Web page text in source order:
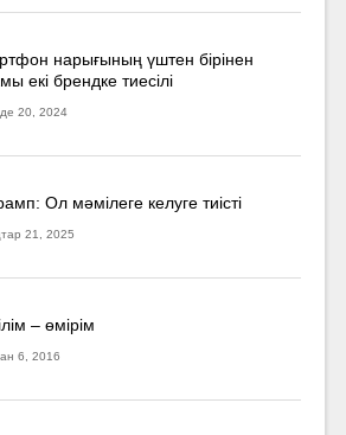
нарығының үштен бірінен
екі брендке тиесілі
20, 2024
Ол мәмілеге келуге тиісті
21, 2025
– өмірім
6, 2016